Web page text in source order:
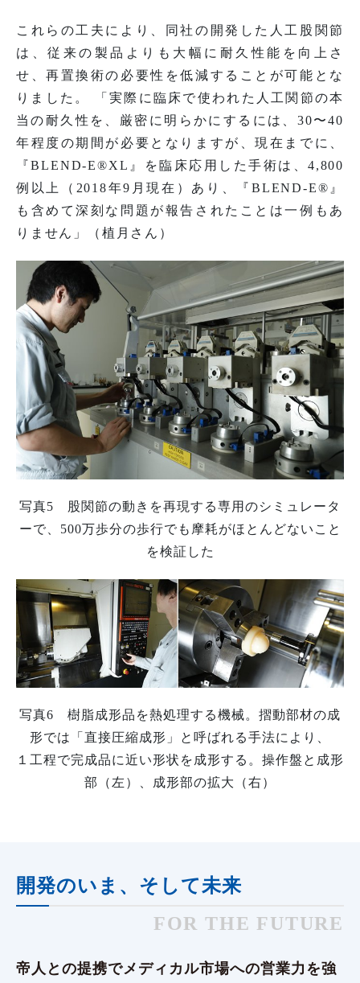
これらの工夫により、同社の開発した人工股関節
は、従来の製品よりも大幅に耐久性能を向上さ
せ、再置換術の必要性を低減することが可能とな
りました。 「実際に臨床で使われた人工関節の本
当の耐久性を、厳密に明らかにするには、30〜40
年程度の期間が必要となりますが、現在までに、
『BLEND-E®XL』を臨床応用した手術は、4,800
例以上（2018年9月現在）あり、『BLEND-E®』
も含めて深刻な問題が報告されたことは一例もあ
りません」（植月さん）
写真5 股関節の動きを再現する専用のシミュレータ
ーで、500万歩分の歩行でも摩耗がほとんどないこと
を検証した
写真6 樹脂成形品を熱処理する機械。摺動部材の成
形では「直接圧縮成形」と呼ばれる手法により、
１工程で完成品に近い形状を成形する。操作盤と成形
部（左）、成形部の拡大（右）
開発のいま、そして未来
FOR THE FUTURE
帝人との提携でメディカル市場への営業力を強